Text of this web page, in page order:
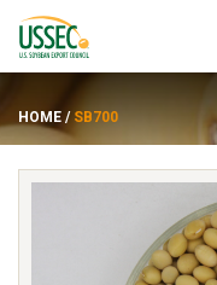
HOME / SB700